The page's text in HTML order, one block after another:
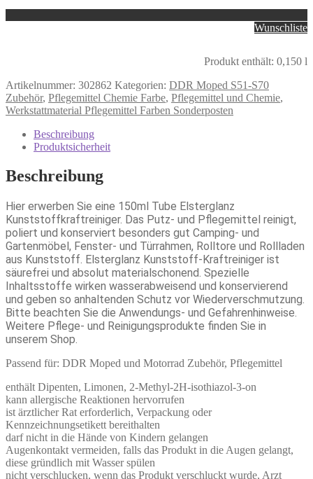
Wunschliste
Produkt enthält: 0,150 l
Artikelnummer: 302862 Kategorien: DDR Moped S51-S70
Zubehör, Pflegemittel Chemie Farbe, Pflegemittel und Chemie,
Werkstattmaterial Pflegemittel Farben Sonderposten
Beschreibung
Produktsicherheit
Beschreibung
Hier erwerben Sie eine 150ml Tube Elsterglanz
Kunststoffkraftreiniger. Das Putz- und Pflegemittel reinigt,
poliert und konserviert besonders gut Camping- und
Gartenmöbel, Fenster- und Türrahmen, Rolltore und Rollladen
aus Kunststoff. Elsterglanz Kunststoff-Kraftreiniger ist
säurefrei und absolut materialschonend. Spezielle
Inhaltsstoffe wirken wasserabweisend und konservierend
und geben so anhaltenden Schutz vor Wiederverschmutzung.
Bitte beachten Sie die Anwendungs- und Gefahrenhinweise.
Weitere Pflege- und Reinigungsprodukte finden Sie in
unserem Shop.
Passend für: DDR Moped und Motorrad Zubehör, Pflegemittel
enthält Dipenten, Limonen, 2-Methyl-2H-isothiazol-3-on
kann allergische Reaktionen hervorrufen
ist ärztlicher Rat erforderlich, Verpackung oder
Kennzeichnungsetikett bereithalten
darf nicht in die Hände von Kindern gelangen
Augenkontakt vermeiden, falls das Produkt in die Augen gelangt,
diese gründlich mit Wasser spülen
nicht verschlucken, wenn das Produkt verschluckt wurde, Arzt